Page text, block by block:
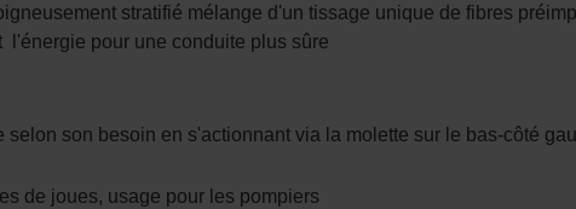
stratifié mélange d'un tissage unique de fibres
pour une conduite plus sûre
selon son besoin en s'actionnant via la molette sur le bas-côté
de joues, usage pour les pompiers